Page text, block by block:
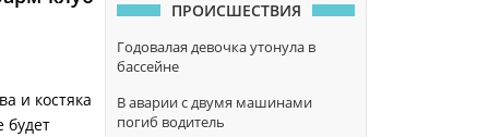
и костяка
будет
ПРОИСШЕСТВИЯ
Годовалая девочка утонула в
бассейне
В аварии с двумя машинами
погиб водитель